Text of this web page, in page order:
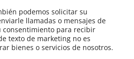
podemos solicitar su
llamadas o mensajes de
consentimiento para recibir
texto de marketing no es
bienes o servicios de nosotros.